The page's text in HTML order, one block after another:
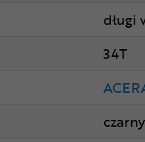
długi
34T
czarny